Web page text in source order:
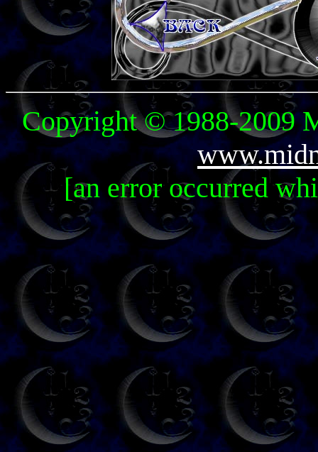
Copyright © 1988-2009
[an error occurred